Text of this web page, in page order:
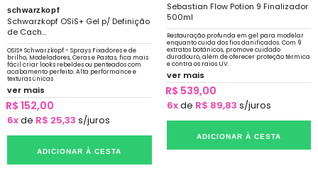
schwarzkopf
Schwarzkopf OSiS+ Gel p/ Definição
de Cach...
OSIS+ Schwarzkopf - Sprays Fixadores e de
brilho, Modeladores, Ceras e Pastas, fica mais
fácil criar looks rebeldes ou penteados com
acabamento perfeito. Alta performance e
texturas únicas
ver mais
R$ 152,00
6xde R$ 25,33 s/juros
ADICIONAR À CESTA
Sebastian Flow Potion 9 Finalizador
500ml
Restauração profunda em gel para modelar
enquanto cuida dos fios danificados. Com 9
extratos botânicos, promove cuidado
duradouro, além de oferecer proteção térmica
e contra os raios UV.
ver mais
R$ 539,00
6xde R$ 89,83 s/juros
ADICIONAR À CESTA